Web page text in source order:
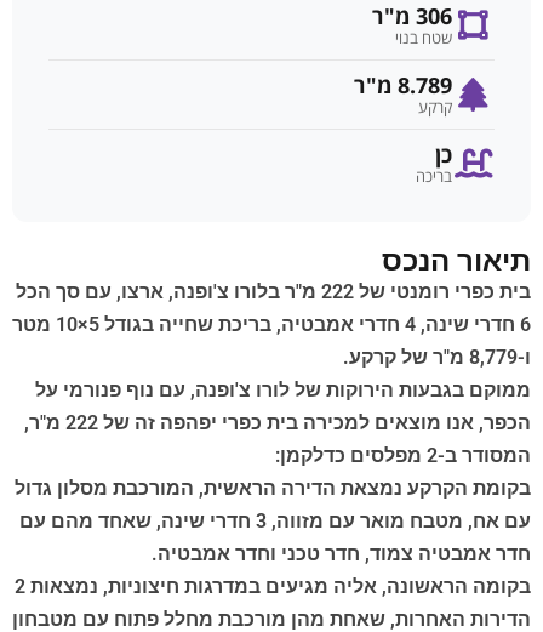
306 מ"ר
שטח בנוי
8.789 מ"ר
קרקע
כן
בריכה
תיאור הנכס
בית כפרי רומנטי של 222 מ"ר בלורו צ'ופנה, ארצו, עם סך הכל
6 חדרי שינה, 4 חדרי אמבטיה, בריכת שחייה בגודל 5×10 מטר
ו-8,779 מ"ר של קרקע.
ממוקם בגבעות הירוקות של לורו צ'ופנה, עם נוף פנורמי על
הכפר, אנו מוצאים למכירה בית כפרי יפהפה זה של 222 מ"ר,
המסודר ב-2 מפלסים כדלקמן:
בקומת הקרקע נמצאת הדירה הראשית, המורכבת מסלון גדול
עם אח, מטבח מואר עם מזווה, 3 חדרי שינה, שאחד מהם עם
חדר אמבטיה צמוד, חדר טכני וחדר אמבטיה.
בקומה הראשונה, אליה מגיעים במדרגות חיצוניות, נמצאות 2
הדירות האחרות, שאחת מהן מורכבת מחלל פתוח עם מטבחון